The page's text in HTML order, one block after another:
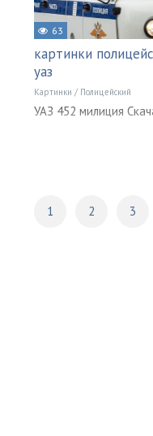
63
картинки
уаз
Картинки / Полицейский
УАЗ 452 милиция
1 2 3